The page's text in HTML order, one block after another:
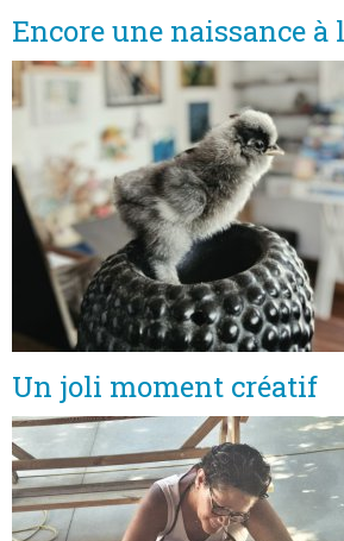
Kontakt
Lage und Zufahrt
Kontaktformular
Dokumentation
Nachrichten
Mobilheim und Preise
Zimmer pro Nacht und Preise
Encore une naissance à
Un joli moment créatif